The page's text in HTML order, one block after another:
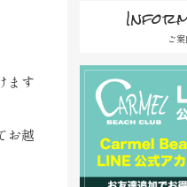
ます
お越
ご